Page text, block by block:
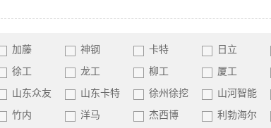
加藤 神钢 卡特 日立
徐工 龙工 柳工 厦工
山东众友 山东卡特 徐州徐挖 山河智能
竹内 洋马 杰西博 利勃海尔